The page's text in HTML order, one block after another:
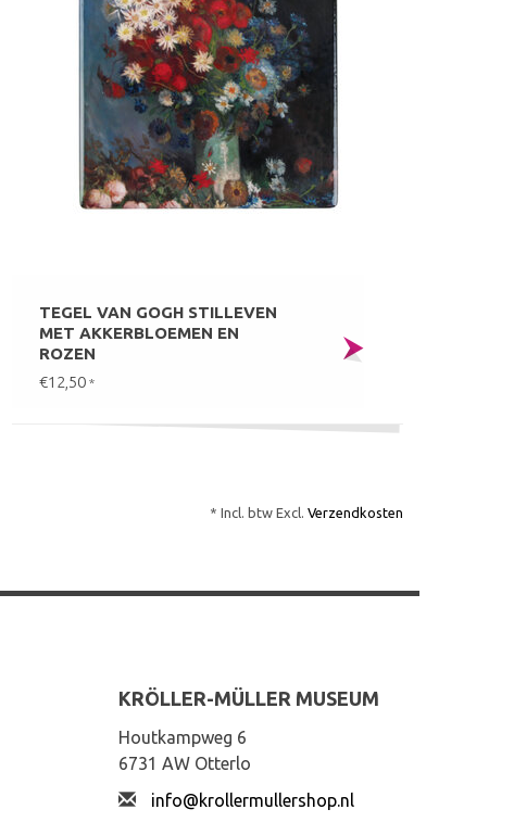
TEGEL VAN GOGH STILLEVEN
MET AKKERBLOEMEN EN
ROZEN
€12,50 *
* Incl. btw Excl. Verzendkosten
KRÖLLER-MÜLLER MUSEUM
Houtkampweg 6
6731 AW Otterlo
info@krollermullershop.nl